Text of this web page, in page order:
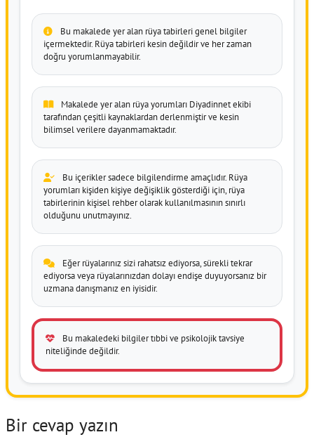
Bu makalede yer alan rüya tabirleri genel bilgiler
içermektedir. Rüya tabirleri kesin değildir ve her zaman
doğru yorumlanmayabilir.
Makalede yer alan rüya yorumları Diyadinnet ekibi
tarafından çeşitli kaynaklardan derlenmiştir ve kesin
bilimsel verilere dayanmamaktadır.
Bu içerikler sadece bilgilendirme amaçlıdır. Rüya
yorumları kişiden kişiye değişiklik gösterdiği için, rüya
tabirlerinin kişisel rehber olarak kullanılmasının sınırlı
olduğunu unutmayınız.
Eğer rüyalarınız sizi rahatsız ediyorsa, sürekli tekrar
ediyorsa veya rüyalarınızdan dolayı endişe duyuyorsanız bir
uzmana danışmanız en iyisidir.
Bu makaledeki bilgiler tıbbi ve psikolojik tavsiye
niteliğinde değildir.
Bir cevap yazın